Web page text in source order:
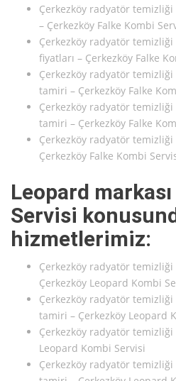
Çerkezköy radyatör
– Çerkezköy Falke Kombi
Çerkezköy radyatör
fiyatları – Çerkezköy Falke
Çerkezköy radyatör
tamiri – Çerkezköy Falke
Çerkezköy radyatör
tamiri – Çerkezköy Falke
Çerkezköy radyatör
Çerkezköy Falke Kombi
Leopard
Servisi
hizmetlerimiz:
Çerkezköy radyatör
Çerkezköy Leopard Kombi
Çerkezköy radyatör
tamiri – Çerkezköy Leopard
Çerkezköy radyatör temizliği
Leopard Kombi Servisi
Çerkezköy radyatör